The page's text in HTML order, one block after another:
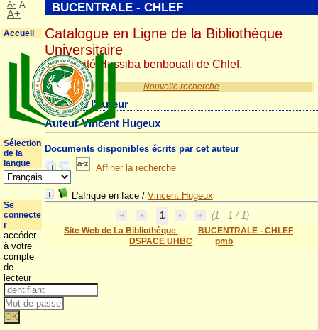
Nouvelle recherche
Détail de l'auteur
Auteur Vincent Hugeux
Documents disponibles écrits par cet auteur
Affiner la recherche
L'afrique en face/ Vincent Hugeux
1
(1 - 1 / 1)
Site Web de La Bibliothéque
BUCENTRALE - CHLEF
DSPACE UHBC
pmb
BUCENTRALE - CHLEF
Catalogue en Ligne de la Bibliothèque
Universitaire
Université Hassiba benbouali de Chlef.
A- A
A+
Accueil
Sélection
de la
langue
Se
connecte
r
accéder
à votre
compte
de
lecteur